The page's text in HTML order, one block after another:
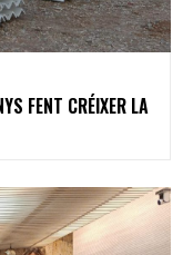
FENT CRÉIXER LA